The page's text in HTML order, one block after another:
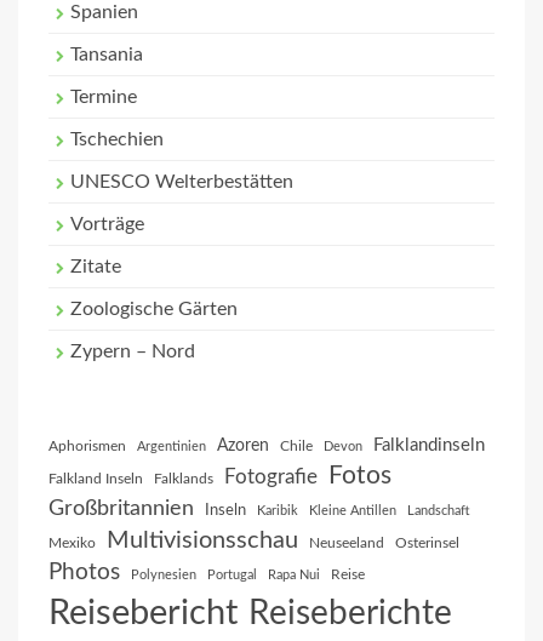
Spanien
Tansania
Termine
Tschechien
UNESCO Welterbestätten
Vorträge
Zitate
Zoologische Gärten
Zypern – Nord
Aphorismen Argentinien Azoren Chile Devon Falklandinseln
Falkland Inseln Falklands Fotografie Fotos
Großbritannien Inseln Karibik Kleine Antillen Landschaft
Mexiko Multivisionsschau Neuseeland Osterinsel
Photos Polynesien Portugal Rapa Nui Reise
Reisebericht Reiseberichte